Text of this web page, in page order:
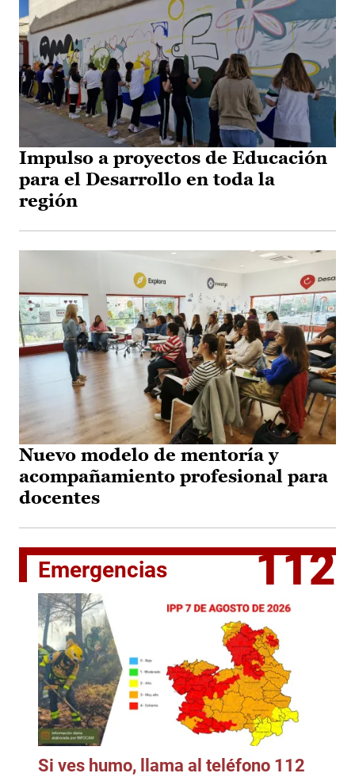
Impulso a proyectos de Educación
para el Desarrollo en toda la
región
Nuevo modelo de mentoría y
acompañamiento profesional para
docentes
Emergencias 112
Si ves humo, llama al teléfono 112